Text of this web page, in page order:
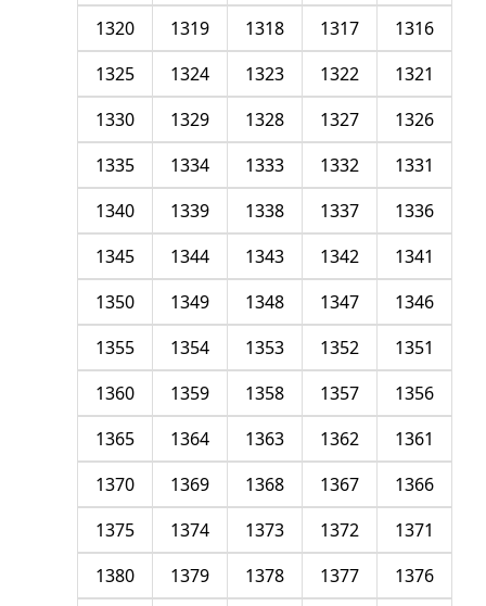
1316
1317
1318
1319
1320
1321
1322
1323
1324
1325
1326
1327
1328
1329
1330
1331
1332
1333
1334
1335
1336
1337
1338
1339
1340
1341
1342
1343
1344
1345
1346
1347
1348
1349
1350
1351
1352
1353
1354
1355
1356
1357
1358
1359
1360
1361
1362
1363
1364
1365
1366
1367
1368
1369
1370
1371
1372
1373
1374
1375
1376
1377
1378
1379
1380